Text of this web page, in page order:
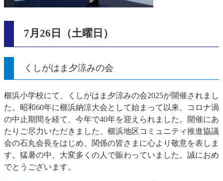
7月26日（土曜日）
くしがはま夕涼みの会
櫛浜小学校にて、くしがはま夕涼みの会2025が開催されまし
た。昭和60年に櫛浜納涼大会として始まって以来、コロナ渦
の中止期間を経て、今年で40年を迎えられました。開催にあ
たりご尽力いただきました、櫛浜地区コミュニティ推進協議
会の石丸会長をはじめ、関係の皆さまに心より敬意を表しま
す。猛暑の中、大変多くの人で賑わっていました。誠におめ
でとうございます。